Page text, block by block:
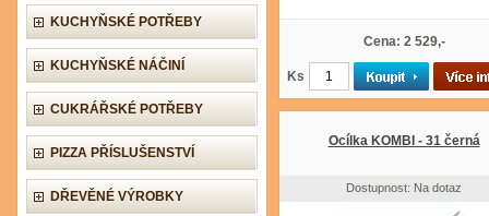
KUCHYŇSKÉ POTŘEBY
KUCHYŇSKÉ NÁČINÍ
CUKRÁŘSKÉ POTŘEBY
PIZZA PŘÍSLUŠENSTVÍ
DŘEVĚNÉ VÝROBKY
Cena: 2 529,-
Ks
Ocílka KOMBI - 31 černá
Dostupnost: Na dotaz